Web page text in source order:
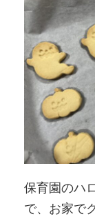
保育園のハ
で、お家で